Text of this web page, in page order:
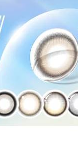
クルレンズ 1day 商品
クトレンズ 1day 商品